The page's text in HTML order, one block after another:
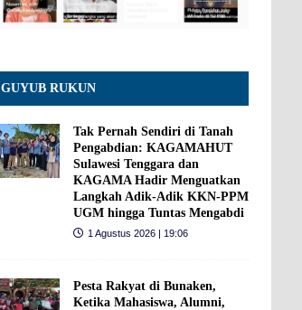
GUYUB RUKUN
Tak Pernah Sendiri di Tanah
Pengabdian: KAGAMAHUT
Sulawesi Tenggara dan
KAGAMA Hadir Menguatkan
Langkah Adik-Adik KKN-PPM
UGM hingga Tuntas Mengabdi
1 Agustus 2026 | 19:06
Pesta Rakyat di Bunaken,
Ketika Mahasiswa, Alumni,